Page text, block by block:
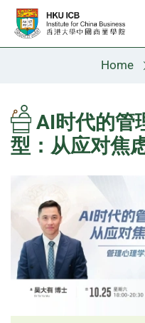
Skip to main content
Home
AI时代的管
型：从应对焦